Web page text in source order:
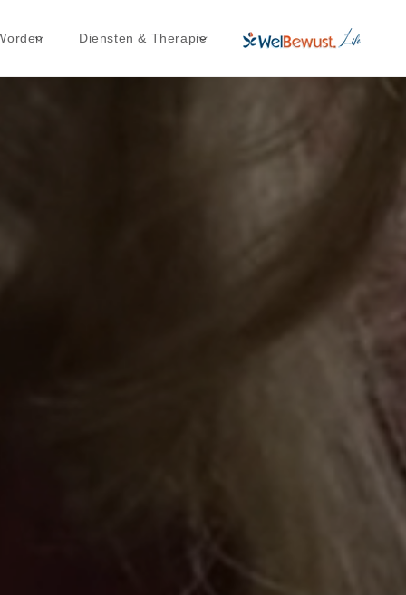
المحتوى
Diensten & Therapie